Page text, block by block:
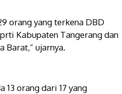
orang yang terkena DBD
Kabupaten Tangerang dan
Barat,” ujarnya.
13 orang dari 17 yang